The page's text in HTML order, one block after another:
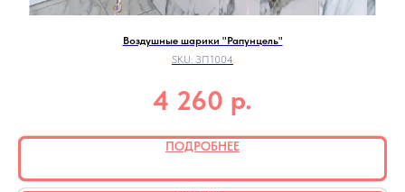
Воздушные шарики "Рапунцель"
SKU: ЗП1004
4 260 р.
ПОДРОБНЕЕ